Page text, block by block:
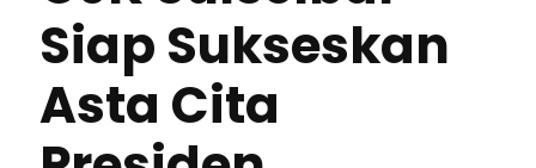
Siap Sukseskan
Asta Cita